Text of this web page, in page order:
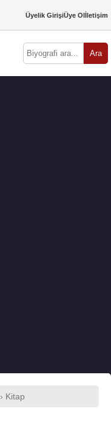
Üyelik GirişiÜye Olİletişim
Ara
› Kitap